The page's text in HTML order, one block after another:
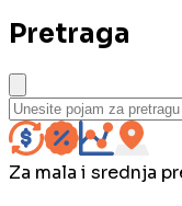
Pretraga
Za mala i srednja